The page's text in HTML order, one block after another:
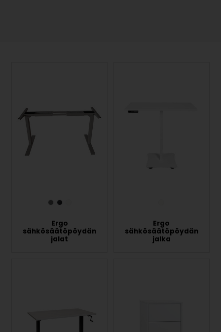
Ergo
sähkösäätöpöydän
jalat
Ergo
sähkösäätöpöydän
jalka